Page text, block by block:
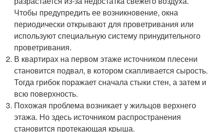
Чтобы предупредить ее возникновение, окна
периодически открывают для проветривания или
используют специальную систему принудительного
проветривания.
В квартирах на первом этаже источником плесени
становится подвал, в котором скапливается сырость.
Тогда грибок поражает сначала стыки стен, а затем и
всю поверхность.
Похожая проблема возникает у жильцов верхнего
этажа. Но здесь источником распространения
становится протекающая крыша.